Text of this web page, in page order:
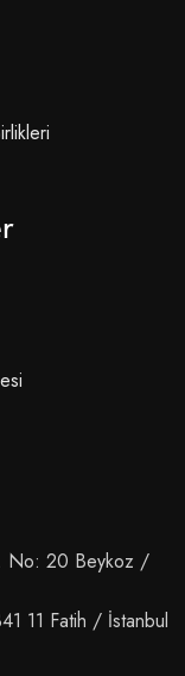
No: 20 Beykoz /
11 Fatih / İstanbul